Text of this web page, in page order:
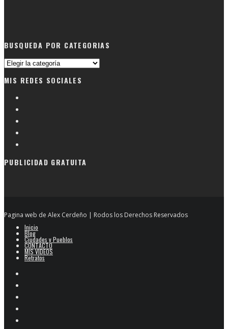
BUSQUEDA POR CATEGORIAS
Busqueda
categorias
MIS REDES SOCIALES
PUBLICIDAD GRATUITA
Pagina web de Alex Cerdeño | Rodos los Derechos Reservados
Inicio
Blog
Ciudades y Pueblos
CONTACTO
MIS VIDEOS
Retratos